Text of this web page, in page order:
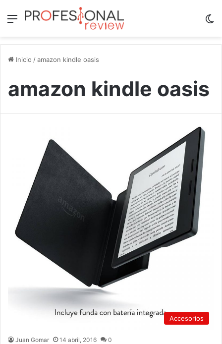
Menú
Inicio /amazon kindle oasis
amazon kindle oasis
Accesorios
Juan Gomar 14 abril, 2016 0